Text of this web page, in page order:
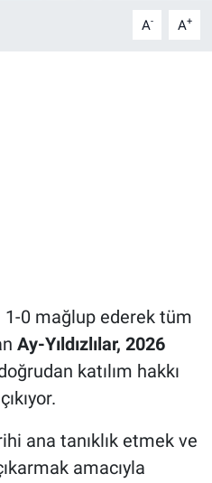
A- A+
1-0 mağlup ederek tüm
Ay-Yıldızlılar, 2026
katılım hakkı
ana tanıklık etmek ve
amacıyla